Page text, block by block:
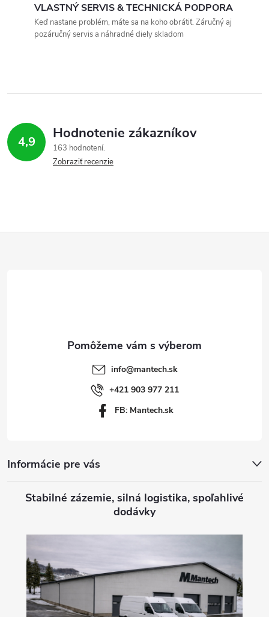
VLASTNÝ SERVIS & TECHNICKÁ PODPORA
Keď nastane problém, máte sa na koho obrátiť. Záručný aj
pozáručný servis a náhradné diely skladom
4,9 Hodnotenie zákazníkov
163 hodnotení
Zobraziť recenzie
info@mantech.sk
+421 903 977 211
FB: Mantech.sk
Informácie pre vás
Stabilné zázemie, silná logistika, spoľahlivé
dodávky